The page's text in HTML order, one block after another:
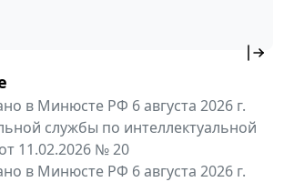
в Минюсте РФ 6 августа 2026 г.
службы по интеллектуальной
11.02.2026 № 20
в Минюсте РФ 6 августа 2026 г.